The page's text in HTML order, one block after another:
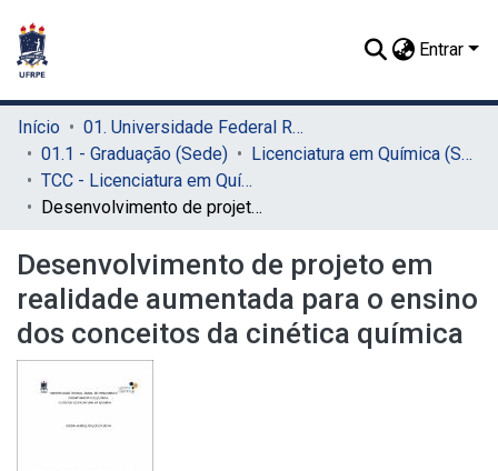
Entrar
Início
01. Universidade Federal Rural de Pernambuco - UFRPE (Sede)
01.1 - Graduação (Sede)
Licenciatura em Química (Sede)
TCC - Licenciatura em Química (Sede)
Desenvolvimento de projeto em realidade aumentada para o ensino dos conceitos da cinética química
Desenvolvimento de projeto em
realidade aumentada para o ensino
dos conceitos da cinética química